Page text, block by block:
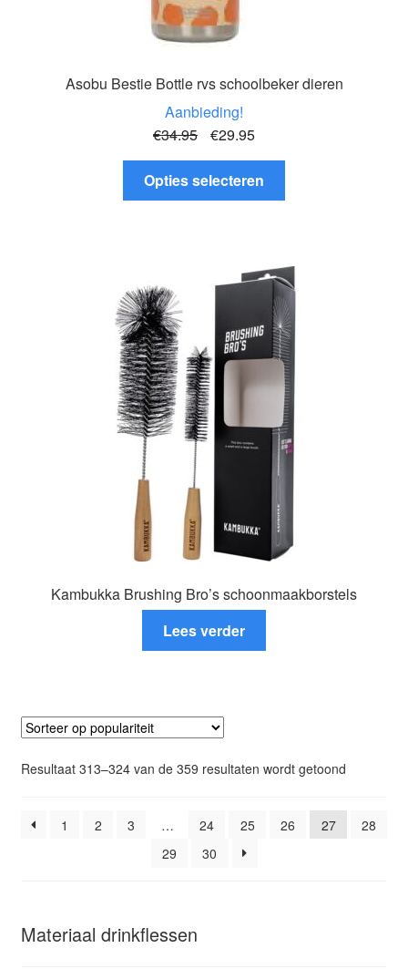
Asobu Bestie Bottle rvs schoolbeker dieren
Aanbieding!
€34.95
Oorspronkelijke
prijs
was:
€34.95.
€29.95Huidige
prijs
is:
€29.95.
Opties selecteren
variaties.
Deze
optie
kan
gekozen
worden
op
de
productpagina
Kambukka Brushing Bro’s schoonmaakborstels
Lees verder
Resultaat 313–324 van de 359 resultaten wordt getoond
populariteit
1
2 3 … 24 25 26 27
28
29
30
Materiaal drinkflessen